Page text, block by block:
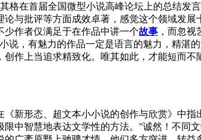
在首届全国微型小说高峰论坛上的总结发
与批评等方面成效卓著，感觉这个领域发展
作者仅满足于在作品中讲一个故事 ，而忽
说，有魅力的作品一定是语言的魅力，精湛
上当追求精致化。唯其如此，才能短而不
形态、超文本小小说的创作与欣赏》中指
中智慧地表达文学性的方法。”诚然！不同